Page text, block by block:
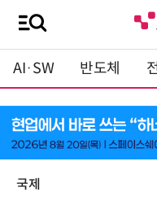
AI·SW 반도체
국제